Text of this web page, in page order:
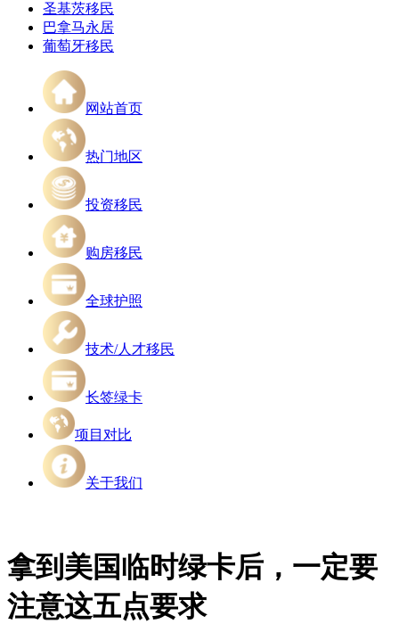
圣基茨移民
巴拿马永居
葡萄牙移民
网站首页
热门地区
投资移民
购房移民
全球护照
技术/人才移民
长签绿卡
项目对比
关于我们
拿到美国临时绿卡后，一定要
注意这五点要求